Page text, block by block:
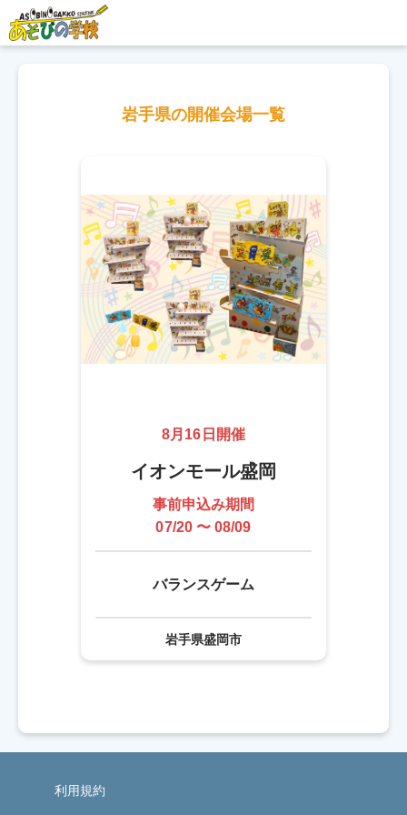
岩手県の開催会場一覧
8月16日開催
イオンモール盛岡
事前申込み期間
07/20 〜 08/09
バランスゲーム
岩手県盛岡市
利用規約